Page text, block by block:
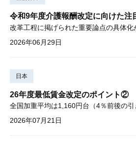
令和9年度介護報酬改定に向けた注
改革工程に掲げられた重要論点の具体化
2026年06月29日
日本
26年度最低賃金改定のポイント②
全国加重平均は1,160円台（4％前後の
2026年07月21日